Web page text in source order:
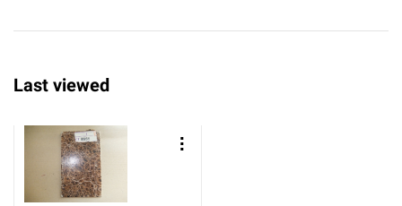
Last viewed